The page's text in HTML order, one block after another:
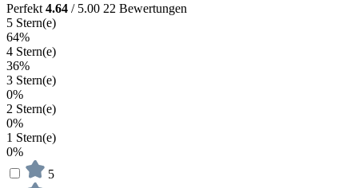
Perfekt 4.64 / 5.00 22 Bewertungen
5 Stern(e)
64%
4 Stern(e)
36%
3 Stern(e)
0%
2 Stern(e)
0%
1 Stern(e)
0%
5